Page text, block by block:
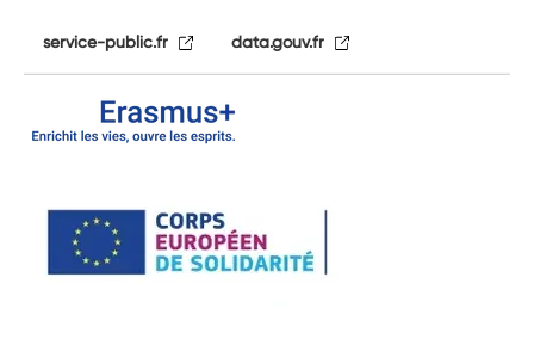
service-public.fr data.gouv.fr